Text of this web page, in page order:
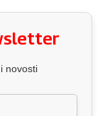
novosti